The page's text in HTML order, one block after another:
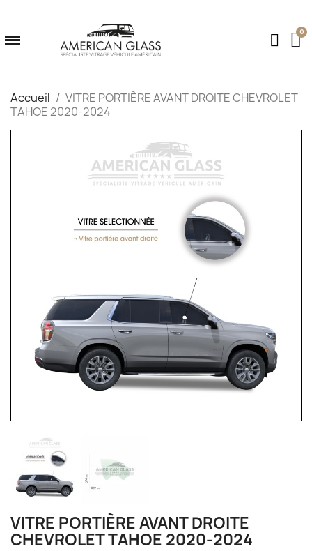
Accueil
VITRE PORTIÈRE AVANT DROITE CHEVROLET
TAHOE 2020-2024
VITRE PORTIÈRE AVANT DROITE
CHEVROLET TAHOE 2020-2024